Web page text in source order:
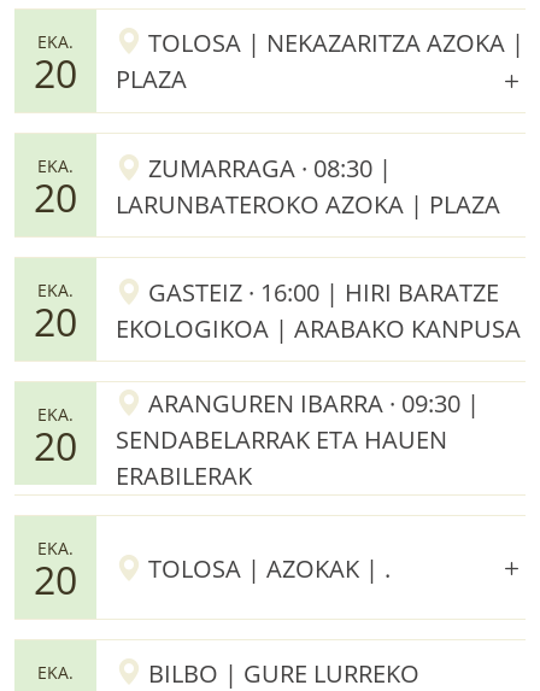
EKA.
20
TOLOSA | NEKAZARITZA AZOKA |
PLAZA
EKA.
20
ZUMARRAGA · 08:30 |
LARUNBATEROKO AZOKA | PLAZA
EKA.
20
GASTEIZ · 16:00 | HIRI BARATZE
EKOLOGIKOA | ARABAKO KANPUSA
EKA.
20
ARANGUREN IBARRA · 09:30 |
SENDABELARRAK ETA HAUEN
ERABILERAK
EKA.
20 TOLOSA | AZOKAK | .
EKA. BILBO | GURE LURREKO